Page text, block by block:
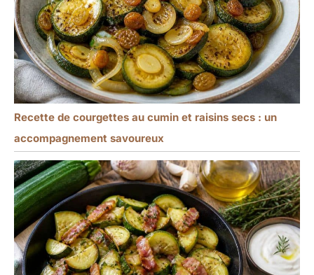
Recette de courgettes au cumin et raisins secs : un
accompagnement savoureux